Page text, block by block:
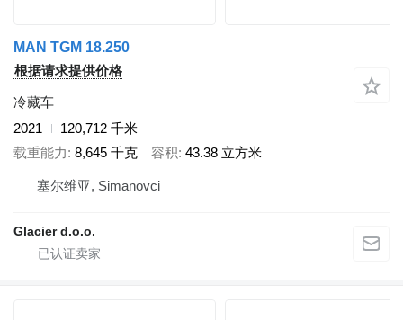
MAN TGM 18.250
根据请求提供价格
冷藏车
2021
120,712 千米
载重能力 8,645 千克 容积 43.38 立方米
塞尔维亚, Simanovci
Glacier d.o.o.